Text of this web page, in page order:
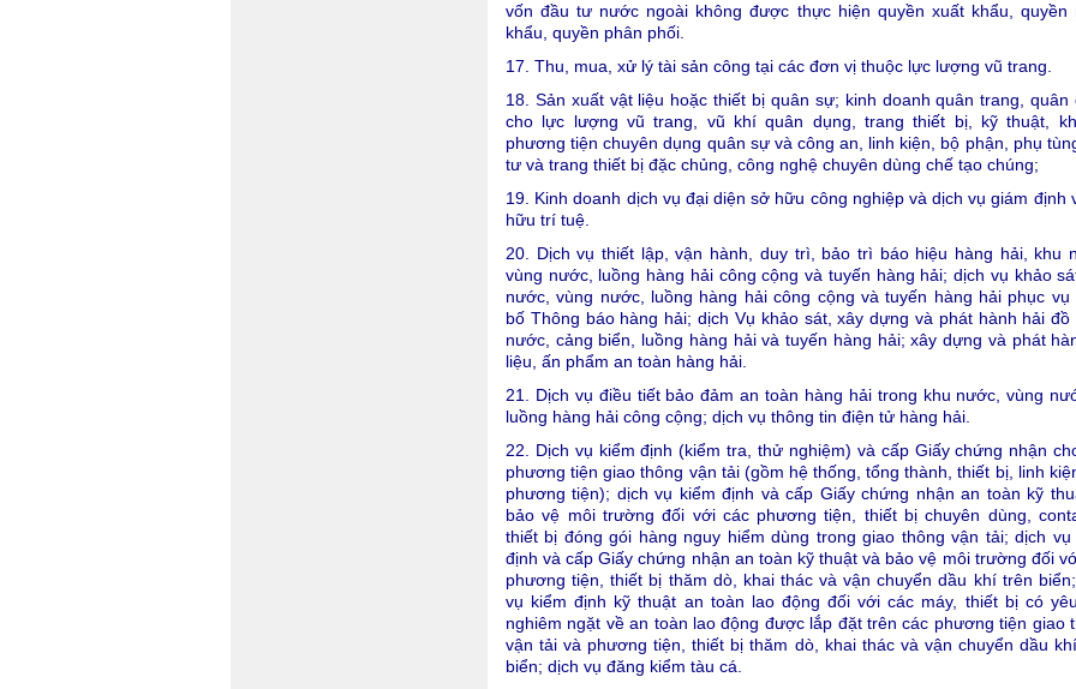
vốn đầu tư nước ngoài không được thực hiện quyền xuất khẩu, quyền
khẩu, quyền phân phối.
17. Thu, mua, xử lý tài sản công tại các đơn vị thuộc lực lượng vũ trang.
18. Sản xuất vật liệu hoặc thiết bị quân sự; kinh doanh quân trang, quân
cho lực lượng vũ trang, vũ khí quân dụng, trang thiết bị, kỹ thuật,
phương tiện chuyên dụng quân sự và công an, linh kiện, bộ phận, phụ
tư và trang thiết bị đặc chủng, công nghệ chuyên dùng chế tạo chúng;
19. Kinh doanh dịch vụ đại diện sở hữu công nghiệp và dịch vụ giám định
hữu trí tuệ.
20. Dịch vụ thiết lập, vận hành, duy trì, bảo trì báo hiệu hàng hải, khu
vùng nước, luồng hàng hải công cộng và tuyến hàng hải; dịch vụ khảo
nước, vùng nước, luồng hàng hải công cộng và tuyến hàng hải phục vụ
bố Thông báo hàng hải; dịch Vụ khảo sát, xây dựng và phát hành hải đồ
nước, cảng biển, luồng hàng hải và tuyến hàng hải; xây dựng và phát
liệu, ấn phẩm an toàn hàng hải.
21. Dịch vụ điều tiết bảo đảm an toàn hàng hải trong khu nước, vùng
luồng hàng hải công cộng; dịch vụ thông tin điện tử hàng hải.
22. Dịch vụ kiểm định (kiểm tra, thử nghiệm) và cấp Giấy chứng nhận
phương tiện giao thông vận tải (gồm hệ thống, tổng thành, thiết bị, linh
phương tiện); dịch vụ kiểm định và cấp Giấy chứng nhận an toàn kỹ
bảo vệ môi trường đối với các phương tiện, thiết bị chuyên dùng,
thiết bị đóng gói hàng nguy hiểm dùng trong giao thông vận tải; dịch vụ
định và cấp Giấy chứng nhận an toàn kỹ thuật và bảo vệ môi trường đối
phương tiện, thiết bị thăm dò, khai thác và vận chuyển dầu khí trên
vụ kiểm định kỹ thuật an toàn lao động đối với các máy, thiết bị có
nghiêm ngặt về an toàn lao động được lắp đặt trên các phương tiện giao
vận tải và phương tiện, thiết bị thăm dò, khai thác và vận chuyển dầu
biển; dịch vụ đăng kiểm tàu cá.